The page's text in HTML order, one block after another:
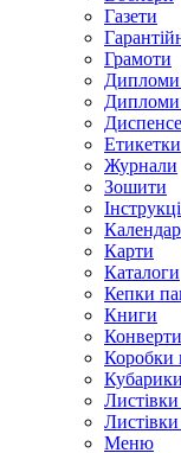
Газети
Грамоти
Дипломи
Етикетки
Журнали
Зошити
Карти
Каталоги
Кепки
Книги
Конверти
Коробки
Кубарики
Листівки
Меню